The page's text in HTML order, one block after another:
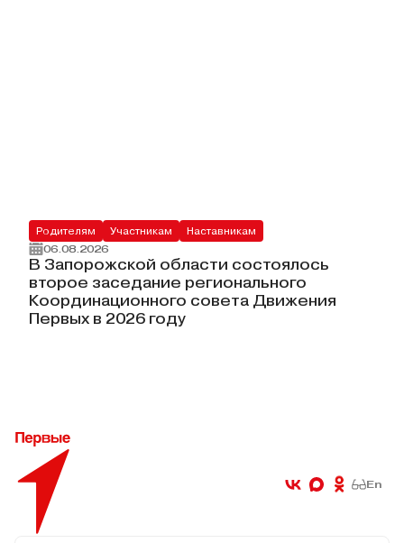
Родителям Участникам Наставникам
06.08.2026
В Запорожской области состоялось
второе заседание регионального
Координационного совета Движения
Первых в 2026 году
En